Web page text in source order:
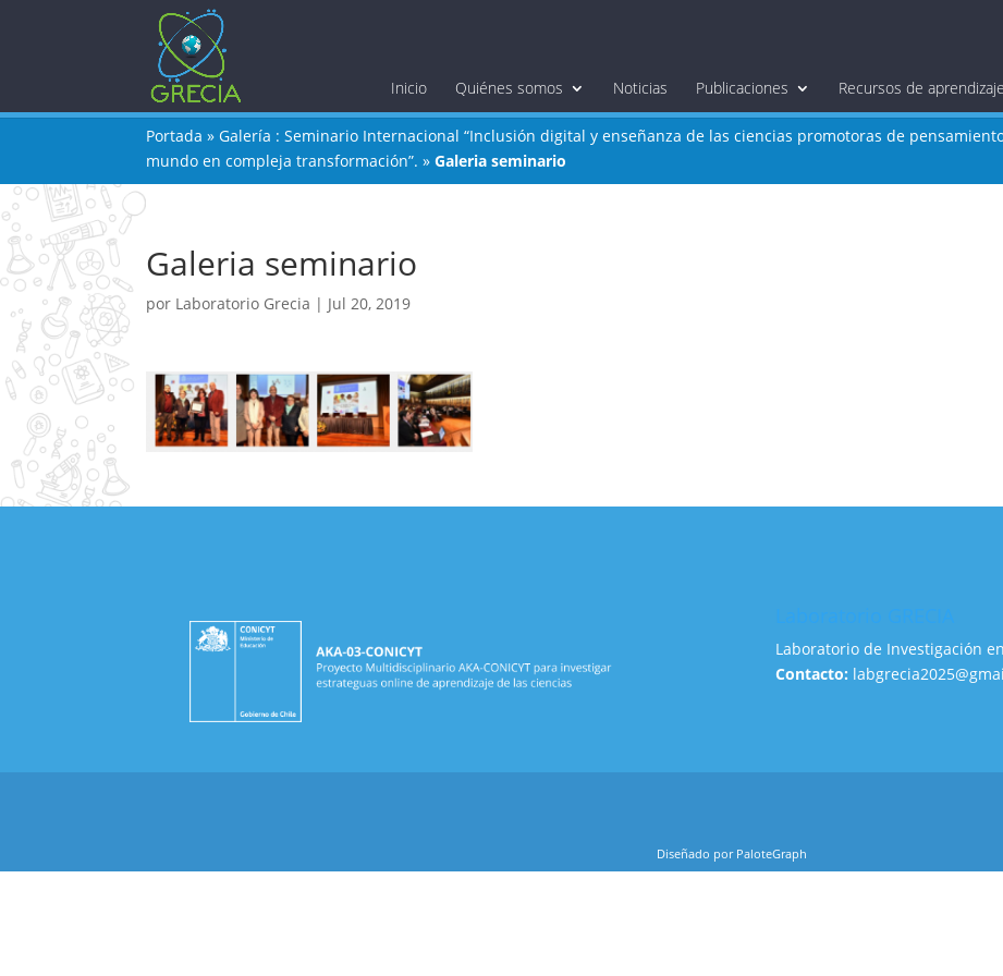
Inicio Quiénes somos Noticias Publicaciones Recursos de aprendizaje
Portada »Galería : Seminario Internacional “Inclusión digital y enseñanza de las ciencias promotoras de
mundo en compleja transformación”. »Galeria seminario
Galeria seminario
por Laboratorio Grecia | Jul 20, 2019
Laboratorio de Investigación
Contacto:
Diseñado por PaloteGraph